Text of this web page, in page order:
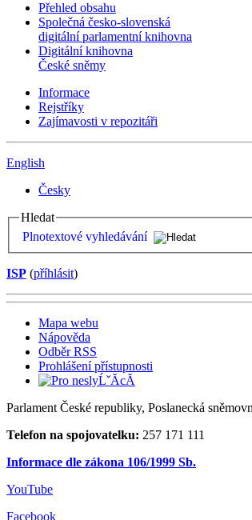
Přehled obsahu
Společná česko-slovenská
digitální parlamentní knihovna
Digitální knihovna
České sněmy
Informace
Rejstříky
Zajímavosti v repozitáři
English
Česky
Hledat
Plnotextové vyhledávání
ISP (příhlásit)
Mapa webu
Nápověda
Odběr RSS
Prohlášení přístupnosti
Parlament České republiky, Poslanecká
Telefon na spojovatelku: 257 171 111
Informace dle zákona 106/1999 Sb.
YouTube
Facebook